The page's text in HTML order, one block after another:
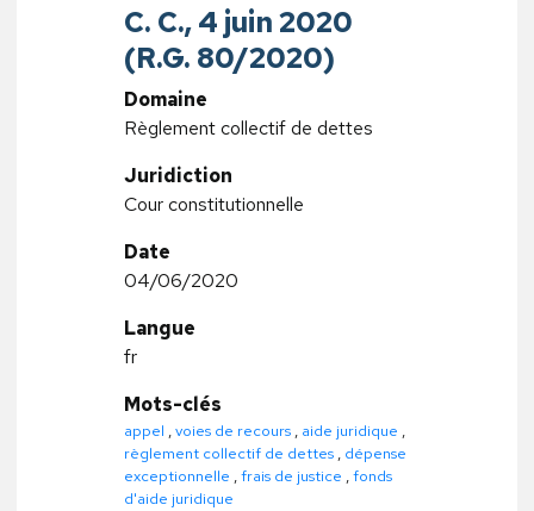
C. C., 4 juin 2020
(R.G. 80/2020)
Domaine
Règlement collectif de dettes
Juridiction
Cour constitutionnelle
Date
04/06/2020
Langue
fr
Mots-clés
appel ,voies de recours , aide juridique ,
règlement collectif de dettes , dépense
exceptionnelle ,frais de justice ,fonds
d'aide juridique